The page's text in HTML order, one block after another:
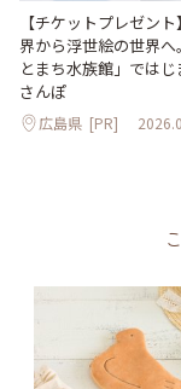
【チケットプレゼン
界から浮世絵の世界へ
とまち水族館」ではじ
さんぽ
広島県 [PR]